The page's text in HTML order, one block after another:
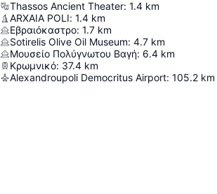
Thassos Ancient Theater: 1.4 km
ARXAIA POLI: 1.4 km
Εβραιόκαστρο: 1.7 km
Sotirelis Olive Oil Museum: 4.7 km
Μουσείο Πολύγνωτου Βαγή: 6.4 km
Κρωμνικό: 37.4 km
Alexandroupoli Democritus Airport: 105.2 km